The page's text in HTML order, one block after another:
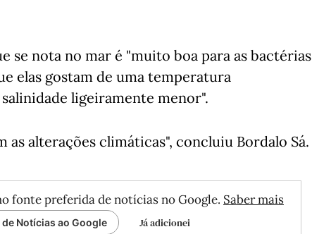
se nota no mar é "muito boa para as bactérias
elas gostam de uma temperatura
ligeiramente menor".
as alterações climáticas", concluiu Bordalo Sá.
fonte preferida de notícias no Google. Saber mais
Notícias ao Google Já adicionei